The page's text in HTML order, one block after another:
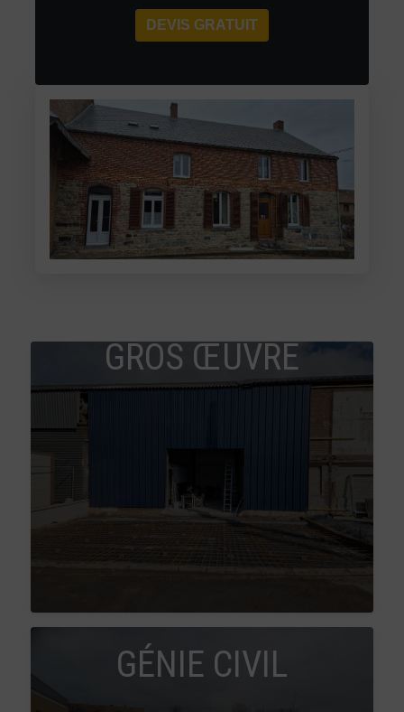
DEVIS GRATUIT
GROS ŒUVRE
GÉNIE CIVIL